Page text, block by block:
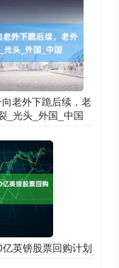
老外下跪后续，老
_光头_外国_中国
英镑股票回购计划